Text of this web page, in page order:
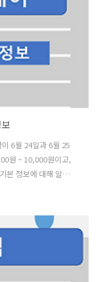
26일(금..
6월 24일과 6월 25
원 ~ 10,000원이고,
정보에 대해 알아보
의료마이데이터 중
를 주요 사업으로 영위
Bridge)이며, 이는 환
는 수요자(수요기관)
는 양방향 의료마이데
은 환..